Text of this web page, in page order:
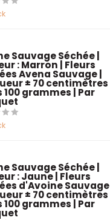
Sauvage Séchée |
: Marron | Fleurs
Avena Sauvage |
± 70 centimètres |
100 grammes | Par
Sauvage Séchée |
: Jaune | Fleurs
d'Avoine Sauvage |
± 70 centimètres |
100 grammes | Par